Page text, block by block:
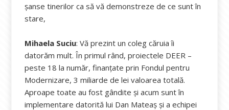
șanse tinerilor ca să vă demonstreze de ce sunt în
stare,
Mihaela Suciu: Vă prezint un coleg căruia îi
datorăm mult. În primul rând, proiectele DEER –
peste 18 la număr, finanțate prin Fondul pentru
Modernizare, 3 miliarde de lei valoarea totală.
Aproape toate au fost gândite și acum sunt în
implementare datorită lui Dan Mateaș și a echipei